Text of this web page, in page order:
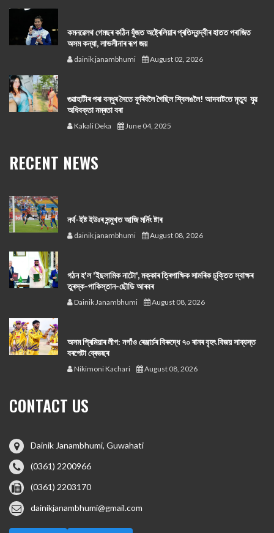
কমনৱেলথ গেমছৰ কঠিন যুঁজত অষ্ট্ৰেলিয়াৰ প্ৰতিদ্বন্দ্বীৰ হাতত পৰাজিত
অসম কন্যা, লাভলীনাৰ ৰূপ জয়
dainik janambhumi August 02, 2026
গুৱাহাটীৰ পৰা বন্ধুৰ সৈতে ফুৰিবলৈ গৈছিল শ্বিলঙলৈ! আদবাটতে মৃত্যু যুৱ
অধিবক্তা নম্ৰতা বৰা
Kakali Deka June 04, 2025
RECENT NEWS
নর্থ-ইষ্ট ইউঃৰ সন্মুখত আজি মর্নিং ষ্টাৰ
dainik janambhumi August 08, 2026
গঠন হ'ল 'ইছলামিক নাটো', মক্কাৰ ত্ৰিপাক্ষিক সামৰিক চুক্তিত স্বাক্ষৰ
তুৰস্ক-পাকিস্তান-ছৌডি আৰবৰ
Dainik Janambhumi August 08, 2026
অসম প্ৰিমিয়াৰ লীগ: নগাঁও ৰেঞ্জাৰ্চৰ বিৰুদ্ধে ৭০ ৰানৰ বৃহৎ বিজয় সাব্যস্ত
বৰপেটা ব্ৰেভছৰ
Nikimoni Kachari August 08, 2026
CONTACT US
Dainik Janambhumi, Guwahati
(0361) 2200966
(0361) 2203170
dainikjanambhumi@gmail.com